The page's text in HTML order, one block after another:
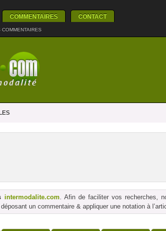
COMMENTAIRES CONTACT
intermodalite.com. Afin de faciliter vos recherches,
un commentaire & appliquer une notation à